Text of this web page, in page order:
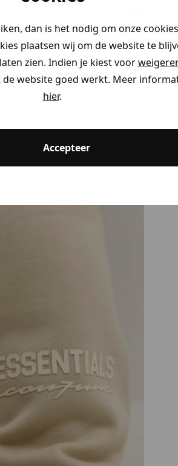
dan is het nodig om onze
plaatsen wij om de website te
zien. Indien je kiest voor
website goed werkt. Meer
hier.
Accepteer